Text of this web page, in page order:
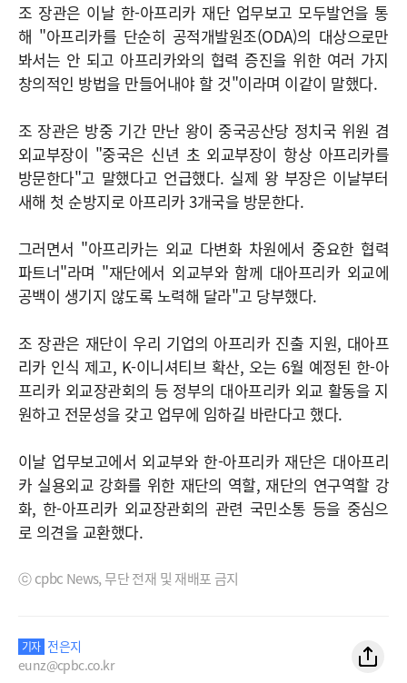
조 장관은 이날 한-아프리카 재단 업무보고 모두발언을 통
해 "아프리카를 단순히 공적개발원조(ODA)의 대상으로만
봐서는 안 되고 아프리카와의 협력 증진을 위한 여러 가지
창의적인 방법을 만들어내야 할 것"이라며 이같이 말했다.
조 장관은 방중 기간 만난 왕이 중국공산당 정치국 위원 겸
외교부장이 "중국은 신년 초 외교부장이 항상 아프리카를
방문한다"고 말했다고 언급했다. 실제 왕 부장은 이날부터
새해 첫 순방지로 아프리카 3개국을 방문한다.
그러면서 "아프리카는 외교 다변화 차원에서 중요한 협력
파트너"라며 "재단에서 외교부와 함께 대아프리카 외교에
공백이 생기지 않도록 노력해 달라"고 당부했다.
조 장관은 재단이 우리 기업의 아프리카 진출 지원, 대아프
리카 인식 제고, K-이니셔티브 확산, 오는 6월 예정된 한-아
프리카 외교장관회의 등 정부의 대아프리카 외교 활동을 지
원하고 전문성을 갖고 업무에 임하길 바란다고 했다.
이날 업무보고에서 외교부와 한-아프리카 재단은 대아프리
카 실용외교 강화를 위한 재단의 역할, 재단의 연구역할 강
화, 한-아프리카 외교장관회의 관련 국민소통 등을 중심으
로 의견을 교환했다.
ⓒ cpbc News, 무단 전재 및 재배포 금지
기자 전은지
eunz@cpbc.co.kr